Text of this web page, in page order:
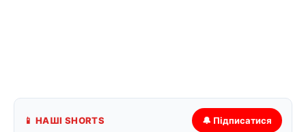
📱 НАШІ SHORTS 🔔 Підписатися